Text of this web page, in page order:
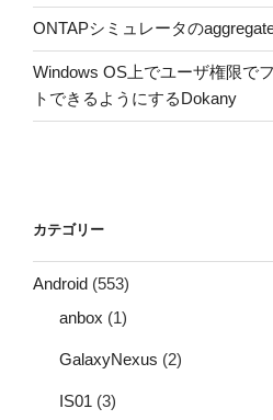
ONTAPシミュレータの
Windows OS上でユーザ権限で
トできるようにするDokany
カテゴリー
Android (553)
anbox (1)
GalaxyNexus (2)
IS01 (3)